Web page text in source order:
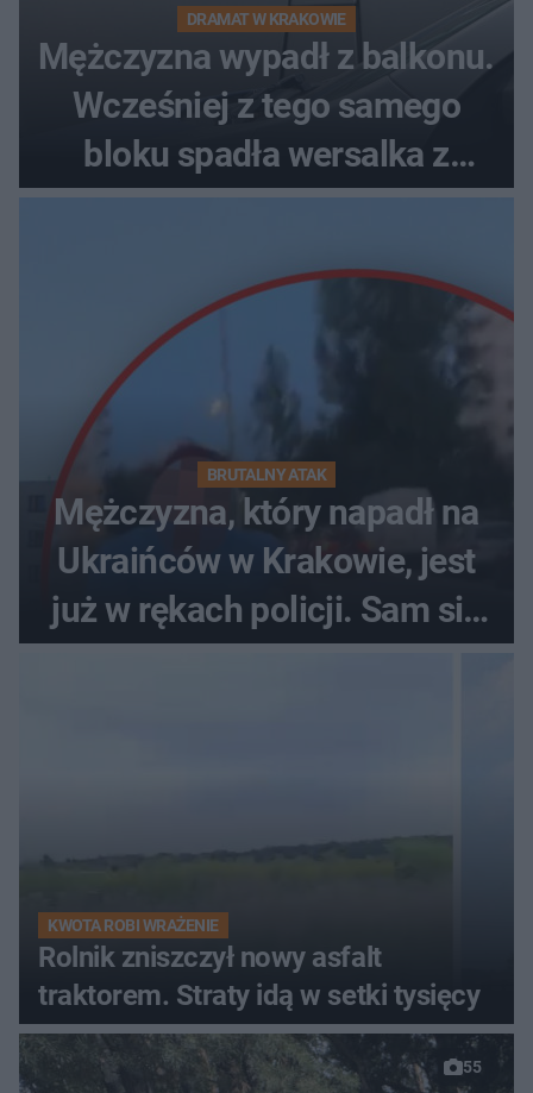
DRAMAT W KRAKOWIE
Mężczyzna wypadł z balkonu.
Wcześniej z tego samego
bloku spadła wersalka z
pościelą
BRUTALNY ATAK
Mężczyzna, który napadł na
Ukraińców w Krakowie, jest
już w rękach policji. Sam się
zgłosił
KWOTA ROBI WRAŻENIE
Rolnik zniszczył nowy asfalt
traktorem. Straty idą w setki tysięcy
55